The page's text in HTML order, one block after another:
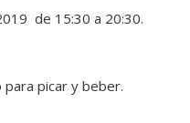
de 15:30 a 20:30.
picar y beber.